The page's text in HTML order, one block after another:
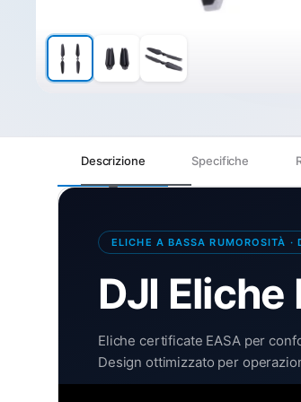
Descrizione Specifiche
ELICHE A BASSA RUMOROSITÀ ·
DJI Eliche
Eliche certificate EASA per
Design ottimizzato per